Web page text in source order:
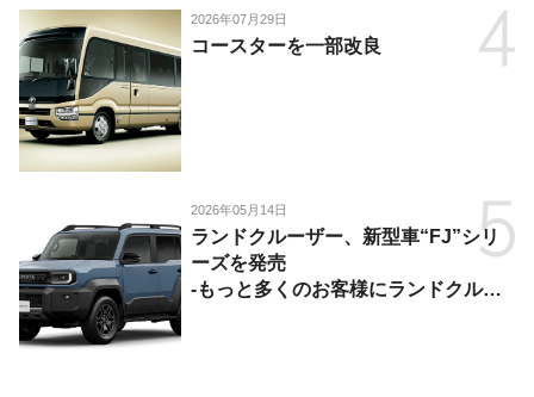
2026年07月29日
コースターを一部改良
2026年05月14日
ランドクルーザー、新型車“FJ”シリ
ーズを発売
-もっと多くのお客様にランドクルー